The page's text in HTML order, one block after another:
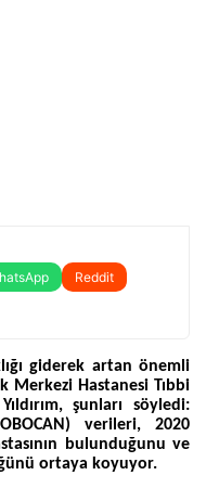
Reddit
giderek artan önemli
Merkezi Hastanesi Tıbbi
şunları söyledi:
verileri, 2020
bulunduğunu ve
ortaya koyuyor.